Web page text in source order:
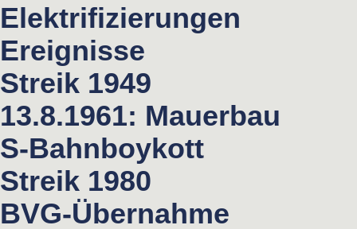
Elektrifizierungen
Ereignisse
Streik 1949
13.8.1961: Mauerbau
S-Bahnboykott
Streik 1980
BVG-Übernahme